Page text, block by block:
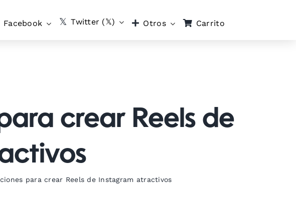
Facebook Twitter (𝕏) Otros Carrito
crear Reels de
para crear Reels de Instagram atractivos